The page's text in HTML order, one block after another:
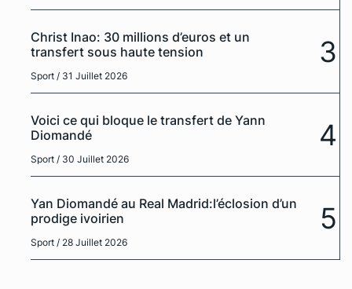
Christ Inao: 30 millions d’euros et un
transfert sous haute tension
Sport / 31 Juillet 2026
3
Voici ce qui bloque le transfert de Yann
Diomandé
Sport / 30 Juillet 2026
4
Yan Diomandé au Real Madrid:l’éclosion d’un
prodige ivoirien
Sport / 28 Juillet 2026
5